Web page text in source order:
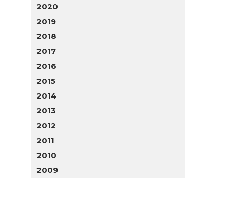
2020
2019
2018
2017
2016
2015
2014
2013
2012
2011
2010
2009